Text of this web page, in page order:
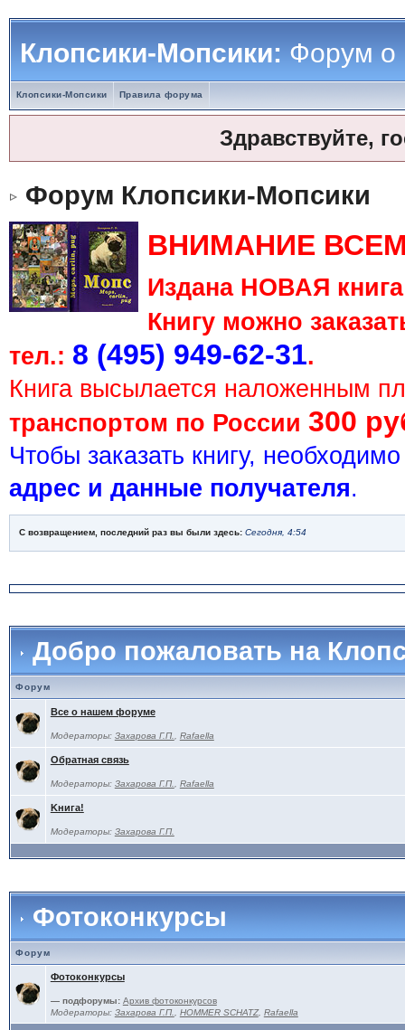
Клопсики-Мопсики:Форум о
Клопсики-Мопсики Правила форума
Здравствуйте,
Форум Клопсики-Мопсики
ВНИМАНИЕ
Издана НОВАЯ
Книгу можно
тел.: 8 (495) 949-62-31.
Книга высылается наложенным
транспортом по России 300
Чтобы заказать книгу,
адрес и данные получателя.
С возвращением, последний раз вы были здесь: Сегодня, 4:54
Добро пожаловать на
Форум
Все о нашем форуме
Модераторы: Захарова Г.П. Rafaella
Обратная связь
Модераторы: Захарова Г.П. Rafaella
Kнига!
Модераторы: Захарова Г.П.
Фотоконкурсы
Форум
Фотоконкурсы
— подфорумы: Архив фотоконкурсов
Модераторы: Захарова Г.П. HOMMER SCHATZ, Rafaella